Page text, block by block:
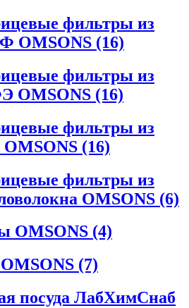
фильтры из
OMSONS (16)
фильтры из
OMSONS (16)
фильтры из
(16)
фильтры из
OMSONS (6)
OMSONS (4)
(7)
посуда ЛабХимСнаб